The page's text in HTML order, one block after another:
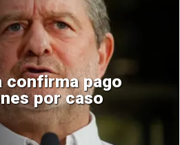
Andes Norte
riesgos